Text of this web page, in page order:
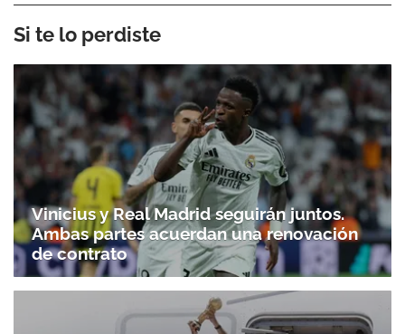
Si te lo perdiste
Vinicius y Real Madrid seguirán juntos.
Ambas partes acuerdan una renovación
de contrato